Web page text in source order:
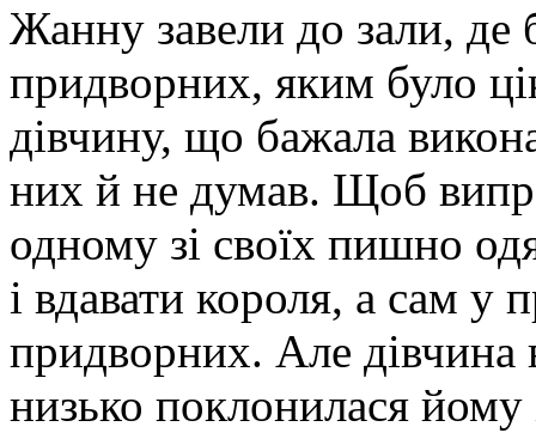
Жанну завели до зали, де
придворних, яким було
дівчину, що бажала
них й не думав. Щоб
одному зі своїх пишно
і вдавати короля, а сам у
придворних. Але дівчина
низько поклонилася йому